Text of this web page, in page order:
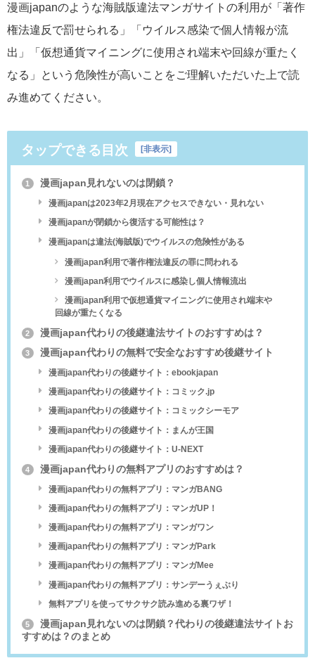
漫画japanのような海賊版違法マンガサイトの利用が「著作
権法違反で罰せられる」「 ウイルス感染で個人情報が流
出」「仮想通貨マイニングに使用され端末や回線が重たく
なる」
という危険性が高いことをご理解いただいた上で読
み進めてください。
タップできる目次 [非表示]
1 漫画japan見れないのは閉鎖？
漫画japanは2023年2月現在アクセスできない・見れない
漫画japanが閉鎖から復活する可能性は？
漫画japanは違法(海賊版)でウイルスの危険性がある
漫画japan利用で著作権法違反の罪に問われる
漫画japan利用でウイルスに感染し個人情報流出
漫画japan利用で仮想通貨マイニングに使用され端末や
回線が重たくなる
2 漫画japan代わりの後継違法サイトのおすすめは？
3 漫画japan代わりの無料で安全なおすすめ後継サイト
漫画japan代わりの後継サイト：ebookjapan
漫画japan代わりの後継サイト：コミック.jp
漫画japan代わりの後継サイト：コミックシーモア
漫画japan代わりの後継サイト：まんが王国
漫画japan代わりの後継サイト：U-NEXT
4 漫画japan代わりの無料アプリのおすすめは？
漫画japan代わりの無料アプリ：マンガBANG
漫画japan代わりの無料アプリ：マンガUP！
漫画japan代わりの無料アプリ：マンガワン
漫画japan代わりの無料アプリ：マンガPark
漫画japan代わりの無料アプリ：マンガMee
漫画japan代わりの無料アプリ：サンデーうぇぶり
無料アプリを使ってサクサク読み進める裏ワザ！
5
漫画japan見れないのは閉鎖？代わりの後継違法サイトお
すすめは？のまとめ